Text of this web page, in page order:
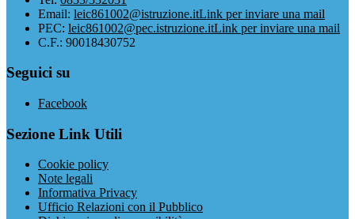
Email: leic861002@istruzione.itLink per inviare una mail
PEC: leic861002@pec.istruzione.itLink per inviare una mail
C.F.: 90018430752
Seguici su
Facebook
Sezione Link Utili
Cookie policy
Note legali
Informativa Privacy
Ufficio Relazioni con il Pubblico